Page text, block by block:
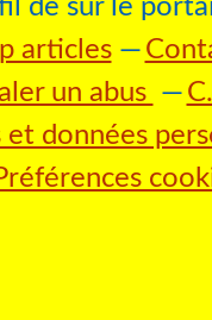
de sur le
articles
un abus
et données